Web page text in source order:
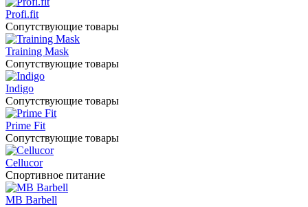
Profi.fit
Сопутствующие товары
Training Mask
Сопутствующие товары
Indigo
Сопутствующие товары
Prime Fit
Сопутствующие товары
Cellucor
Спортивное питание
MB Barbell